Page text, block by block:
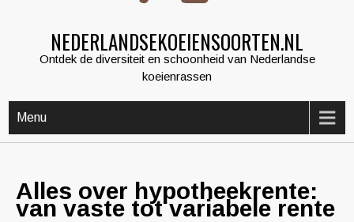
NEDERLANDSEKOEIENSOORTEN.NL
Ontdek de diversiteit en schoonheid van Nederlandse
koeienrassen
Menu
Alles over hypotheekrente:
van vaste tot variabele rente